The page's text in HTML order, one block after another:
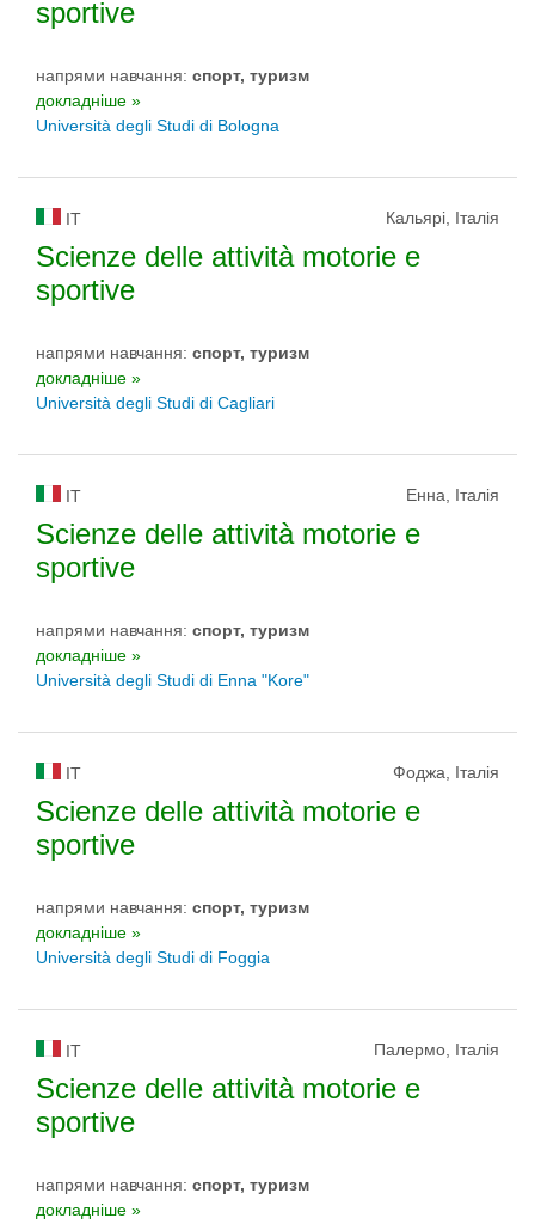
sportive
напрями навчання: спорт, туризм
докладніше »
Università degli Studi di Bologna
IT Кальярі, Італія
Scienze delle attività motorie e
sportive
напрями навчання: спорт, туризм
докладніше »
Università degli Studi di Cagliari
IT Енна, Італія
Scienze delle attività motorie e
sportive
напрями навчання: спорт, туризм
докладніше »
Università degli Studi di Enna "Kore"
IT Фоджа, Італія
Scienze delle attività motorie e
sportive
напрями навчання: спорт, туризм
докладніше »
Università degli Studi di Foggia
IT Палермо, Італія
Scienze delle attività motorie e
sportive
напрями навчання: спорт, туризм
докладніше »